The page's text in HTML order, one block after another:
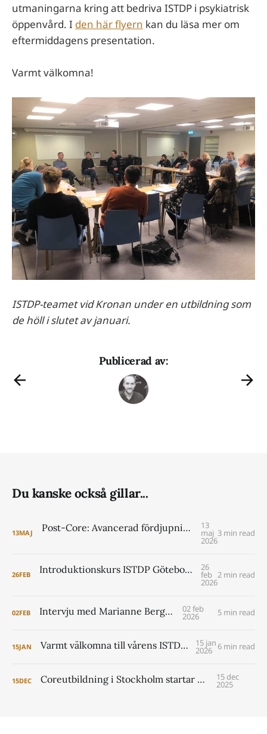
utmaningarna kring att bedriva ISTDP i psykiatrisk
öppenvård. I den här flyern kan du läsa mer om
eftermiddagens presentation.
Varmt välkomna!
ISTDP-teamet vid Kronan under en utbildning som
de höll i slutet av januari.
Publicerad av:
Du kanske också gillar...
13MAJ Post-Core: Avancerad fördjupning i ISTDP för psykologer VT 2027 13
maj
2026
3 min read
26FEB Introduktionskurs ISTDP Göteborg 6-8 maj 2026 (pre core) 26
feb
2026
2 min read
02FEB Intervju med Marianne Berggren 02 feb
2026 5 min read
15JAN Varmt välkomna till vårens ISTDP Academy! 15 jan
2026 6 min read
15DEC Coreutbildning i Stockholm startar 2026 15 dec
2025